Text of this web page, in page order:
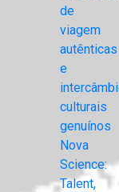
de
viagem
autênticas
e
culturais
genuínos
Nova
Science:
Talent,